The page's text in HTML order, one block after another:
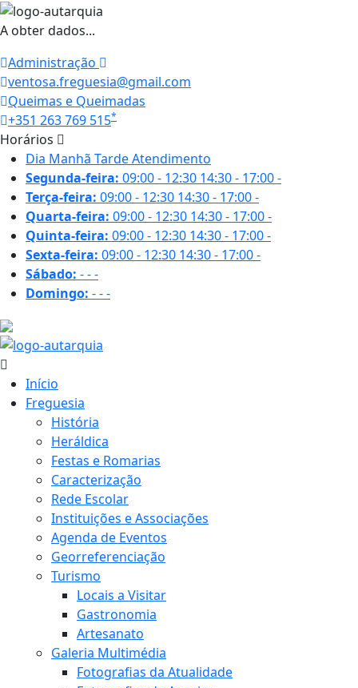
A obter dados...
Administração
ventosa.freguesia@gmail.com
Queimas e Queimadas
+351 263 769 515*
Horários
Dia Manhã TardeAtendimento
Segunda-feira: 09:00 - 12:30 14:30 - 17:00-
Terça-feira: 09:00 - 12:30 14:30 - 17:00-
Quarta-feira: 09:00 - 12:30 14:30 - 17:00-
Quinta-feira: 09:00 - 12:30 14:30 - 17:00-
Sexta-feira: 09:00 - 12:30 14:30 - 17:00-
Sábado: ---
Domingo: ---
Início
Freguesia
História
Heráldica
Festas e Romarias
Caracterização
Rede Escolar
Instituições e Associações
Agenda de Eventos
Georreferenciação
Turismo
Locais a Visitar
Gastronomia
Artesanato
Galeria Multimédia
Fotografias da Atualidade